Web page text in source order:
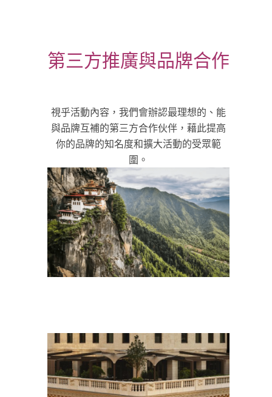
第三方推廣與品牌合作
視乎活動內容，我們會辦認最理想的、能
與品牌互補的第三方合作伙伴，藉此提高
你的品牌的知名度和擴大活動的受眾範
圍。